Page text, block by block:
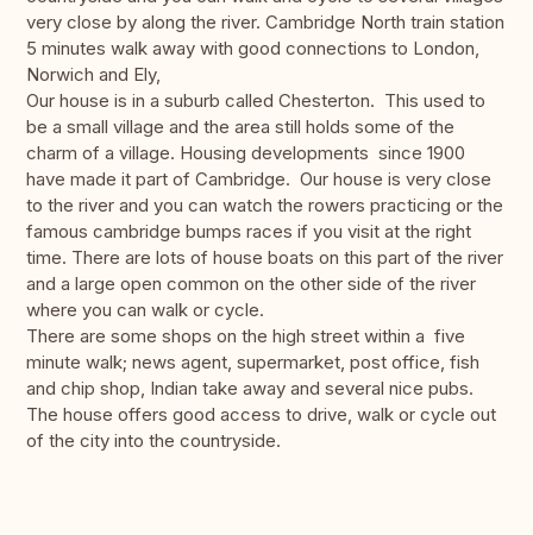
very close by along the river. Cambridge North train station
5 minutes walk away with good connections to London,
Norwich and Ely,
Our house is in a suburb called Chesterton. This used to
be a small village and the area still holds some of the
charm of a village. Housing developments since 1900
have made it part of Cambridge. Our house is very close
to the river and you can watch the rowers practicing or the
famous cambridge bumps races if you visit at the right
time. There are lots of house boats on this part of the river
and a large open common on the other side of the river
where you can walk or cycle.
There are some shops on the high street within a five
minute walk; news agent, supermarket, post office, fish
and chip shop, Indian take away and several nice pubs.
The house offers good access to drive, walk or cycle out
of the city into the countryside.